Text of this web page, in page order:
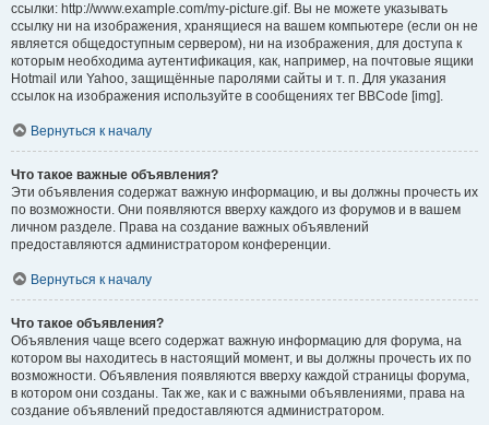
ссылки: http://www.example.com/my-picture.gif. Вы не можете указывать
ссылку ни на изображения, хранящиеся на вашем компьютере (если он не
является общедоступным сервером), ни на изображения, для доступа к
которым необходима аутентификация, как, например, на почтовые ящики
Hotmail или Yahoo, защищённые паролями сайты и т. п. Для указания
ссылок на изображения используйте в сообщениях тег BBCode [img].
Вернуться к началу
Что такое важные объявления?
Эти объявления содержат важную информацию, и вы должны прочесть их
по возможности. Они появляются вверху каждого из форумов и в вашем
личном разделе. Права на создание важных объявлений
предоставляются администратором конференции.
Вернуться к началу
Что такое объявления?
Объявления чаще всего содержат важную информацию для форума, на
котором вы находитесь в настоящий момент, и вы должны прочесть их по
возможности. Объявления появляются вверху каждой страницы форума,
в котором они созданы. Так же, как и с важными объявлениями, права на
создание объявлений предоставляются администратором.